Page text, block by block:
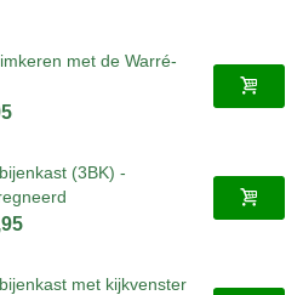
met de Warré-
(3BK) -
met kijkvenster